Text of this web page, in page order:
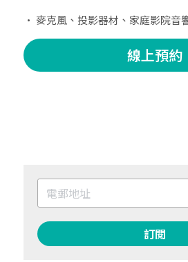
• 麥克風、投影器材、家庭影院音
線上預約
訂閱